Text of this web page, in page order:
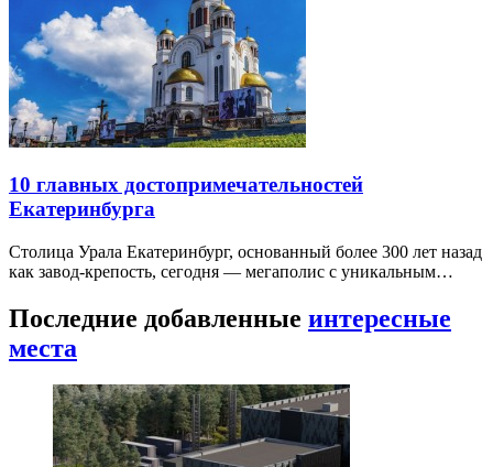
10 главных достопримечательностей
Екатеринбурга
Столица Урала Екатеринбург, основанный более 300 лет назад
как завод-крепость, сегодня — мегаполис с уникальным…
Последние добавленные интересные
места